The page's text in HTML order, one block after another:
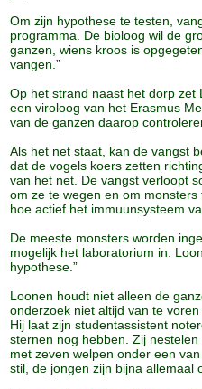
Om zijn hypothese te testen,
programma. De bioloog wil de
ganzen, wiens kroos is
vangen.”
Op het strand naast het dorp zet
een viroloog van het Erasmus
van de ganzen daarop
Als het net staat, kan de vangst
dat de vogels koers zetten
van het net. De vangst verloopt
om ze te wegen en om
hoe actief het immuunsysteem
De meeste monsters worden
mogelijk het laboratorium in.
hypothese.”
Loonen houdt niet alleen de
onderzoek niet altijd van te
Hij laat zijn studentassistent
sternen nog hebben. Zij
met zeven welpen onder een
stil, de jongen zijn bijna allemaal